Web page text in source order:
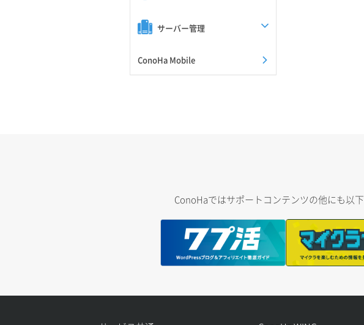
サーバー管理
ConoHa Mobile
ConoHaではサポートコンテンツの他にも以